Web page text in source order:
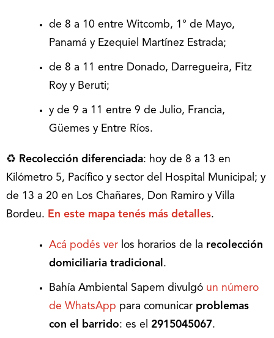
de 8 a 10 entre Witcomb, 1° de Mayo,
Panamá y Ezequiel Martínez Estrada;
de 8 a 11 entre Donado, Darregueira, Fitz
Roy y Beruti;
y de 9 a 11 entre 9 de Julio, Francia,
Güemes y Entre Ríos.
♻ Recolección diferenciada: hoy de 8 a 13 en
Kilómetro 5, Pacífico y sector del Hospital Municipal; y
de 13 a 20 en Los Chañares, Don Ramiro y Villa
Bordeu. En este mapa tenés más detalles.
Acá podés ver los horarios de la recolección
domiciliaria tradicional .
Bahía Ambiental Sapem divulgó un número
de WhatsApp para comunicar problemas
con el barrido: es el 2915045067.